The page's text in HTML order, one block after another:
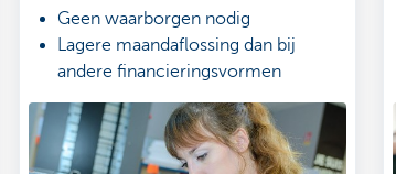
Geen waarborgen nodig
Lagere maandaflossing dan bij
andere financieringsvormen
resultatenrekening